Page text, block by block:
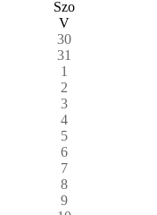
Szo
V
30
31
1
2
3
4
5
6
7
8
9